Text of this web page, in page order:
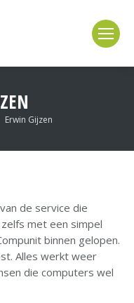
Erwin Gijzen
de service die
met een simpel
binnen gelopen.
Alles werkt weer
die computers wel